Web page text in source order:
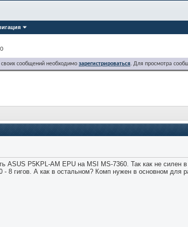
сообщений необходимо зарегистрироваться. Для просмотра
ASUS P5KPL-AM EPU на MSI MS-7360. Так как не силен
- 8 гигов. А как в остальном? Комп нужен в основном для